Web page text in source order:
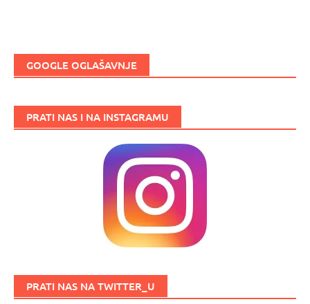
GOOGLE OGLAŠAVNJE
PRATI NAS I NA INSTAGRAMU
PRATI NAS NA TWITTER_U